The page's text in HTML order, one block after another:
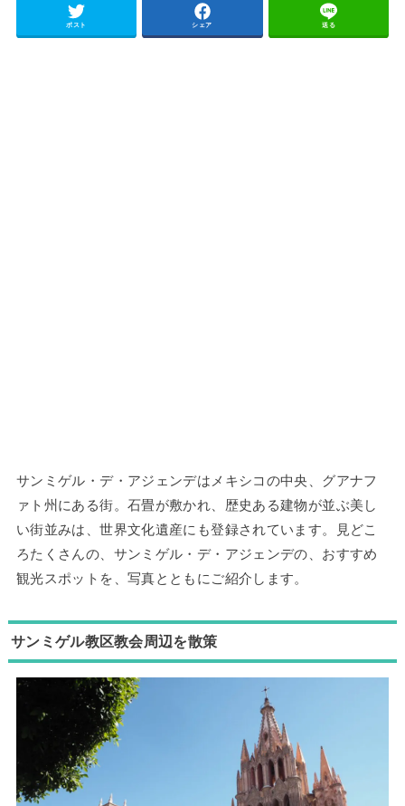
ポスト シェア 送る
サンミゲル・デ・アジェンデはメキシコの中央、グアナフ
ァト州にある街。石畳が敷かれ、歴史ある建物が並ぶ美し
い街並みは、世界文化遺産にも登録されています。見どこ
ろたくさんの、サンミゲル・デ・アジェンデの、おすすめ
観光スポットを、写真とともにご紹介します。
サンミゲル教区教会周辺を散策